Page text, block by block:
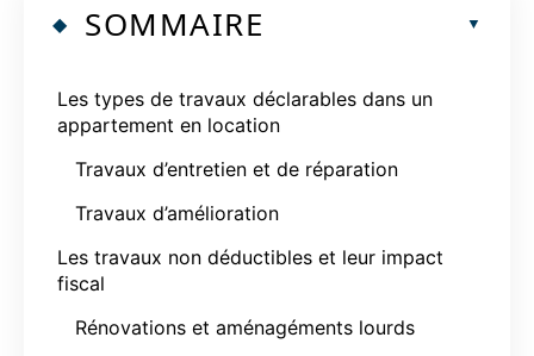
SOMMAIRE
Les types de travaux déclarables dans un
appartement en location
Travaux d’entretien et de réparation
Travaux d’amélioration
Les travaux non déductibles et leur impact
fiscal
Rénovations et aménagéments lourds